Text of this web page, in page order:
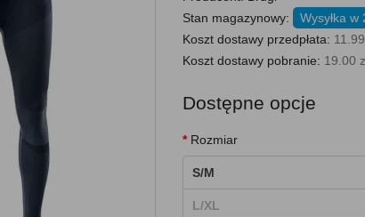
Stan magazynowy:
Wysyłka w
Koszt dostawy przedpłata: 11.99
Koszt dostawy pobranie: 19.00
Dostępne opcje
Rozmiar
S/M
L/XL